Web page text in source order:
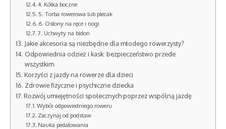
4. Kółka boczne
5. Torba rowerowa lub plecak
6. Osłony na ręce i nogi
7. Uchwyty na bidon
Jakie akcesoria są niezbędne dla młodego rowerzysty?
Odpowiednia odzież i kask: bezpieczeństwo przede
wszystkim
Korzyści z jazdy na rowerze dla dzieci
Zdrowie fizyczne i psychiczne dziecka
Rozwój umiejętności społecznych poprzez wspólną jazdę
Wybór odpowiedniego roweru
Zaczynaj od podstaw
Nauka pedałowania